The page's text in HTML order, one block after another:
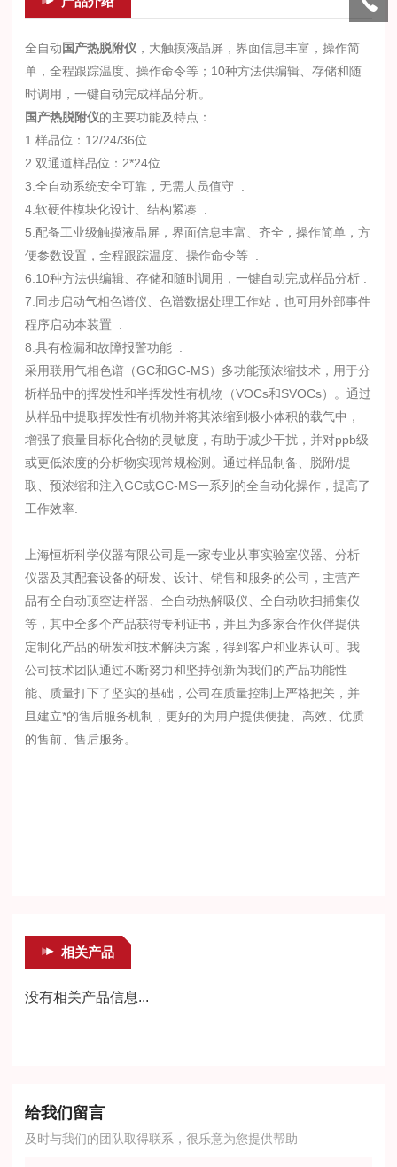
全自动国产热脱附仪 ，大触摸液晶屏，界面信息丰富，操作简
单，全程跟踪温度、操作命令等；10种方法供编辑、存储和随
时调用，一键自动完成样品分析。
国产热脱附仪的主要功能及特点：
1.样品位：12/24/36位 .
2.双通道样品位：2*24位.
3.全自动系统安全可靠，无需人员值守 .
4.软硬件模块化设计、结构紧凑 .
5.配备工业级触摸液晶屏，界面信息丰富、齐全，操作简单，方
便参数设置，全程跟踪温度、操作命令等 .
6.10种方法供编辑、存储和随时调用，一键自动完成样品分析 .
7.同步启动气相色谱仪、色谱数据处理工作站，也可用外部事件
程序启动本装置 .
8.具有检漏和故障报警功能 .
采用联用气相色谱（GC和GC-MS）多功能预浓缩技术，用于分
析样品中的挥发性和半挥发性有机物（VOCs和SVOCs）。通过
从样品中提取挥发性有机物并将其浓缩到极小体积的载气中，
增强了痕量目标化合物的灵敏度，有助于减少干扰，并对ppb级
或更低浓度的分析物实现常规检测。通过样品制备、脱附/提
取、预浓缩和注入GC或GC-MS一系列的全自动化操作，提高了
工作效率.
上海恒析科学仪器有限公司是一家专业从事实验室仪器、分析
仪器及其配套设备的研发、设计、销售和服务的公司，主营产
品有全自动顶空进样器、全自动热解吸仪、全自动吹扫捕集仪
等，其中全多个产品获得专利证书，并且为多家合作伙伴提供
定制化产品的研发和技术解决方案，得到客户和业界认可。我
公司技术团队通过不断努力和坚持创新为我们的产品功能性
能、质量打下了坚实的基础，公司在质量控制上严格把关，并
且建立*的售后服务机制，更好的为用户提供便捷、高效、优质
的售前、售后服务。
相关产品
没有相关产品信息...
给我们留言
及时与我们的团队取得联系，很乐意为您提供帮助